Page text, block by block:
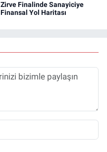
Zirve Finalinde Sanayiciye
Finansal Yol Haritası